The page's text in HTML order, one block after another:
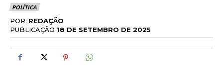
POLÍTICA
POR: REDAÇÃO
PUBLICAÇÃO 18 DE SETEMBRO DE 2025